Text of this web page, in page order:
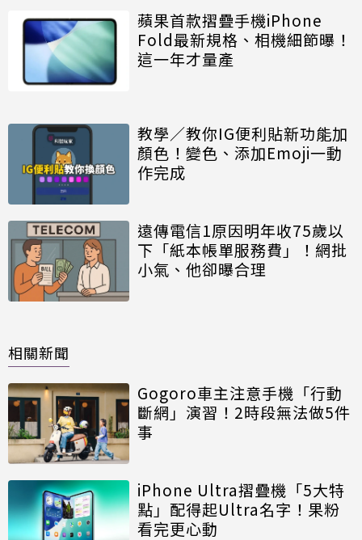
蘋果首款摺疊手機iPhone
Fold最新規格、相機細節曝！
這一年才量產
教學／教你IG便利貼新功能加
顏色！變色、添加Emoji一動
作完成
遠傳電信1原因明年收75歲以
下「紙本帳單服務費」！網批
小氣、他卻曝合理
相關新聞
Gogoro車主注意手機「行動
斷網」演習！2時段無法做5件
事
iPhone Ultra摺疊機「5大特
點」配得起Ultra名字！果粉
看完更心動